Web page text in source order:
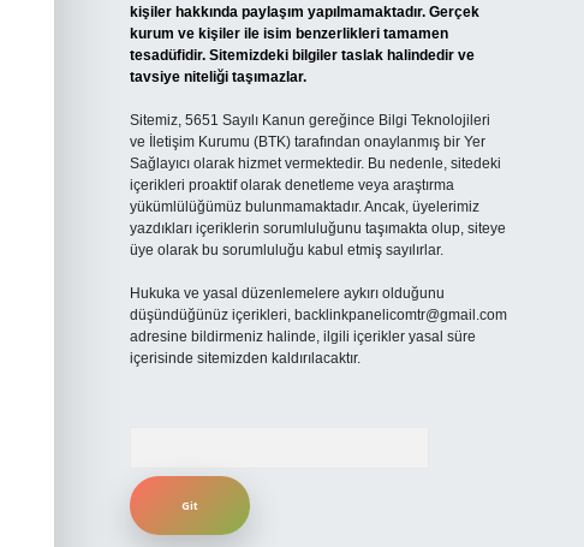
kişiler hakkında paylaşım yapılmamaktadır. Gerçek
kurum ve kişiler ile isim benzerlikleri tamamen
tesadüfidir. Sitemizdeki bilgiler taslak halindedir ve
tavsiye niteliği taşımazlar.
Sitemiz, 5651 Sayılı Kanun gereğince Bilgi Teknolojileri
ve İletişim Kurumu (BTK) tarafından onaylanmış bir Yer
Sağlayıcı olarak hizmet vermektedir. Bu nedenle, sitedeki
içerikleri proaktif olarak denetleme veya araştırma
yükümlülüğümüz bulunmamaktadır. Ancak, üyelerimiz
yazdıkları içeriklerin sorumluluğunu taşımakta olup, siteye
üye olarak bu sorumluluğu kabul etmiş sayılırlar.
Hukuka ve yasal düzenlemelere aykırı olduğunu
düşündüğünüz içerikleri, backlinkpanelicomtr@gmail.com
adresine bildirmeniz halinde, ilgili içerikler yasal süre
içerisinde sitemizden kaldırılacaktır.